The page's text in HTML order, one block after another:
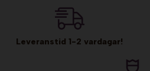
Leveranstid 1-2 vardagar!